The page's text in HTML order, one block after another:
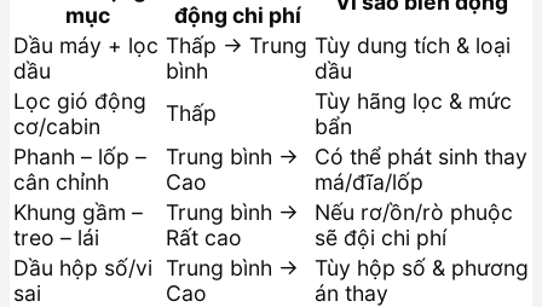
mục
động chi phí
Dầu máy + lọc
dầu
Thấp → Trung
bình
Tùy dung tích & loại
dầu
Lọc gió động
cơ/cabin
Thấp
Tùy hãng lọc & mức
bẩn
Phanh – lốp –
cân chỉnh
Trung bình →
Cao
Có thể phát sinh thay
má/đĩa/lốp
Khung gầm –
treo – lái
Trung bình →
Rất cao
Nếu rơ/ồn/rò phuộc
sẽ đội chi phí
Dầu hộp số/vi
sai
Trung bình →
Cao
Tùy hộp số & phương
án thay